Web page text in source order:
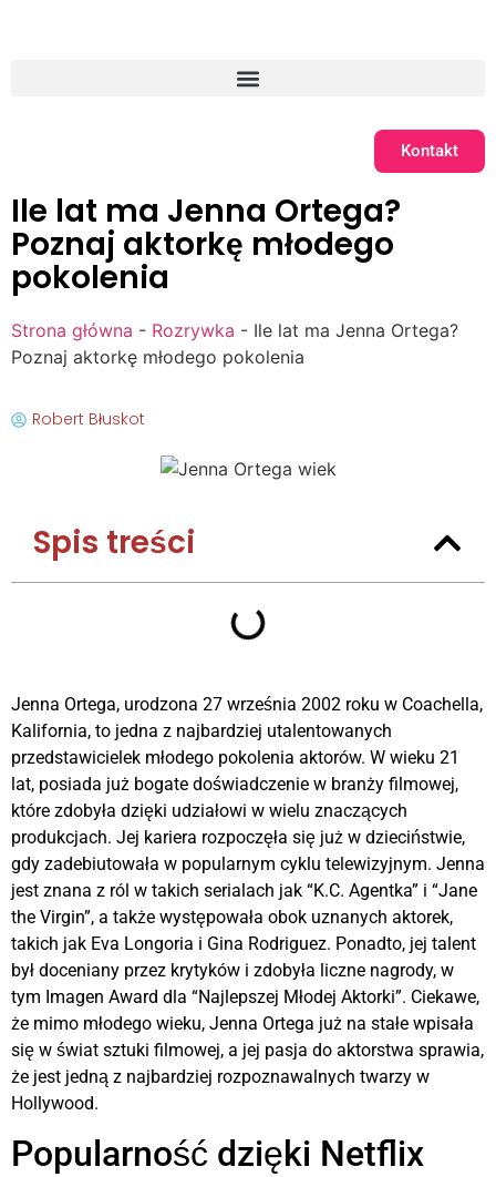
Kontakt
Ile lat ma Jenna Ortega?
Poznaj aktorkę młodego
pokolenia
Strona główna - Rozrywka - Ile lat ma Jenna Ortega?
Poznaj aktorkę młodego pokolenia
Robert Błuskot
Spis treści
Jenna Ortega, urodzona 27 września 2002 roku w Coachella,
Kalifornia, to jedna z najbardziej utalentowanych
przedstawicielek młodego pokolenia aktorów. W wieku 21
lat, posiada już bogate doświadczenie w branży filmowej,
które zdobyła dzięki udziałowi w wielu znaczących
produkcjach. Jej kariera rozpoczęła się już w dzieciństwie,
gdy zadebiutowała w popularnym cyklu telewizyjnym. Jenna
jest znana z ról w takich serialach jak “K.C. Agentka” i “Jane
the Virgin”, a także występowała obok uznanych aktorek,
takich jak Eva Longoria i Gina Rodriguez. Ponadto, jej talent
był doceniany przez krytyków i zdobyła liczne nagrody, w
tym Imagen Award dla “Najlepszej Młodej Aktorki”. Ciekawe,
że mimo młodego wieku, Jenna Ortega już na stałe wpisała
się w świat sztuki filmowej, a jej pasja do aktorstwa sprawia,
że jest jedną z najbardziej rozpoznawalnych twarzy w
Hollywood.
Popularność dzięki Netflix